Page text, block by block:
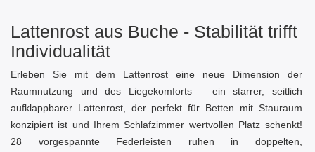
Lattenrost aus Buche - Stabilität trifft
Individualität
Erleben Sie mit dem Lattenrost eine neue Dimension der
Raumnutzung und des Liegekomforts – ein starrer, seitlich
aufklappbarer Lattenrost, der perfekt für Betten mit Stauraum
konzipiert ist und Ihrem Schlafzimmer wertvollen Platz schenkt!
28 vorgespannte Federleisten ruhen in doppelten,